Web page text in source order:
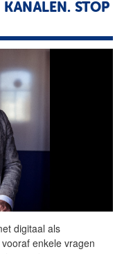
STOP
digitaal als
enkele vragen